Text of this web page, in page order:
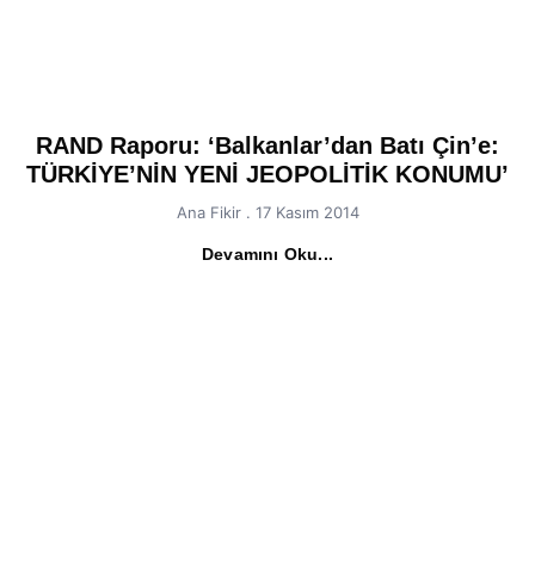
RAND Raporu: ‘Balkanlar’dan Batı Çin’e:
TÜRKİYE’NİN YENİ JEOPOLİTİK KONUMU’
Ana Fikir 17 Kasım 2014
Devamını Oku...